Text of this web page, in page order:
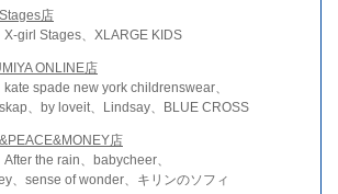
店
X-girl Stages、XLARGE KIDS
ONLINE店
spade new york childrenswear、
、by loveit、Lindsay、BLUE CROSS
店
the rain、babycheer、
、sense of wonder、キリンのソフィ